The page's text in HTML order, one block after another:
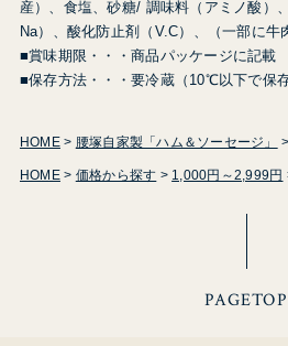
産）、食塩、砂糖/ 調味料（アミノ酸）
Na）、酸化防止剤（V.C）、（一部に牛
■賞味期限・・・商品パッケージに記載
■保存方法・・・要冷蔵（10℃以下で保
HOME 腰塚自家製「ハム＆ソーセージ」
HOME 価格から探す 1,000円～2,999円
PAGETOP